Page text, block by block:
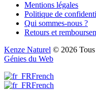
Mentions légales
Politique de
Qui sommes-nous ?
Retours et
Kenze Naturel © 2026 Tous
Génies du Web
French
French